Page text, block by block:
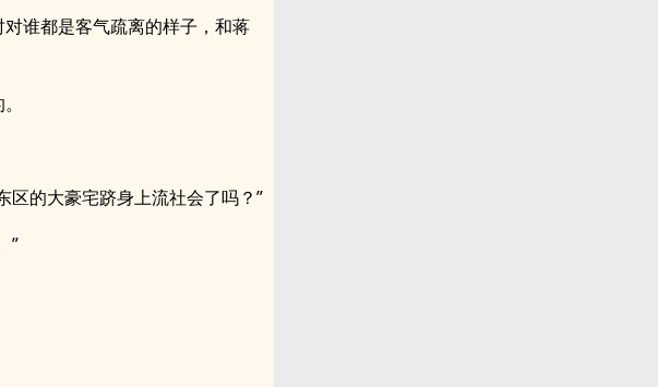
谁都是客气疏离的样子，和蒋
区的大豪宅跻身上流社会了吗？”
”